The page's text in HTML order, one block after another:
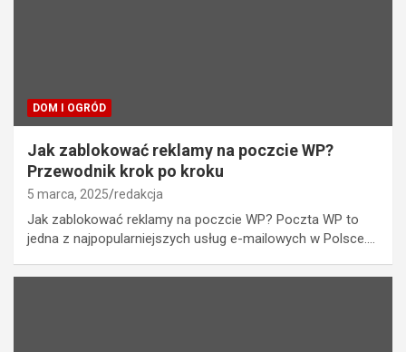
DOM I OGRÓD
Jak zablokować reklamy na poczcie WP?
Przewodnik krok po kroku
5 marca, 2025 redakcja
Jak zablokować reklamy na poczcie WP? Poczta WP to
jedna z najpopularniejszych usług e-mailowych w Polsce.…